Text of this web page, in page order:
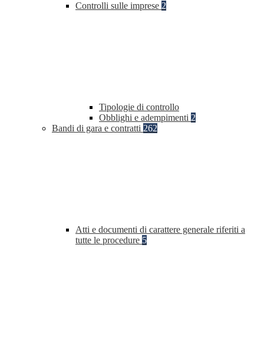
Controlli sulle imprese 2
Tipologie di controllo
Obblighi e adempimenti 2
Bandi di gara e contratti 262
Atti e documenti di carattere generale riferiti a
tutte le procedure 5